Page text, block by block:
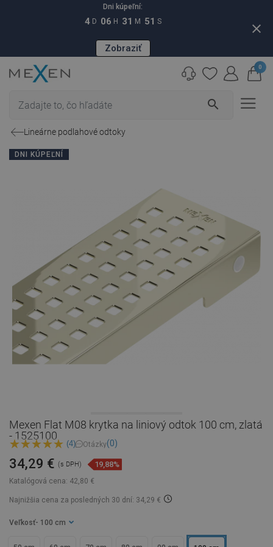
Dni kúpeľní:
4 D 06 H 31 M 50 S
Zobraziť
close
search
0
Lineárne podlahové odtoky
DNI KÚPEĽNÍ
Mexen Flat M08 krytka na liniový odtok 100 cm, zlatá
- 1525100
(4) Otázky(0)
Katalógová cena: 42,80 €
34,29 € (s DPH) 19,88%
Najnižšia cena za posledných 30 dní: 34,29 €
Veľkosť - 100 cm